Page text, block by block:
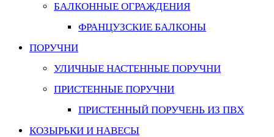
БАЛКОННЫЕ ОГРАЖДЕНИЯ
ФРАНЦУЗСКИЕ БАЛКОНЫ
ПОРУЧНИ
УЛИЧНЫЕ НАСТЕННЫЕ ПОРУЧНИ
ПРИСТЕННЫЕ ПОРУЧНИ
ПРИСТЕННЫЙ ПОРУЧЕНЬ ИЗ ПВХ
КОЗЫРЬКИ И НАВЕСЫ